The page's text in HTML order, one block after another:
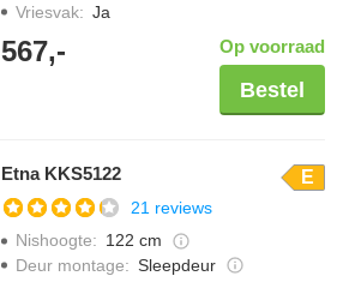
Vriesvak: Ja
567,- Op voorraad
Bestel
Etna KKS5122 E
21 reviews
Nishoogte: 122 cm
Deur montage: Sleepdeur